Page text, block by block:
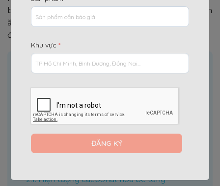
bao nhiêu năm, và những yếu tố nào đang âm thầm
ăn mòn tuổi thọ của chúng? Hãy cùng mổ xẻ vấn
đề này một cách thực tế nhất.
Nội dung chính
Tuổi thọ trung bình của sắt thép trong các điều
kiện môi trường
Trong môi trường tự nhiên (phơi mưa nắng)
1.2.Trong kết cấu bê tông cốt thép (nhà dân
dụng, tòa cao ốc)
Trong môi trường công nghiệp và vùng biển
Những nguyên nhân cốt lõi làm sụt giảm tuổi thọ
2.1.Hiện tượng cacbonat hóa bê tông
Khu vực *